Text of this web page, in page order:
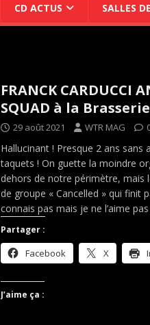
CD ACTUS SALLES
FRANCK CARDUCCI
SQUAD à la
29 août 2021 WTR MAG
Hallucinant ! Presque 2 ans
taquets ! On guette la moindre
dehors de notre périmètre, mais
de groupe « Cancelled » qui finit
connais pas mais je ne l’aime pas
Partager :
Facebook X
J’aime ça :